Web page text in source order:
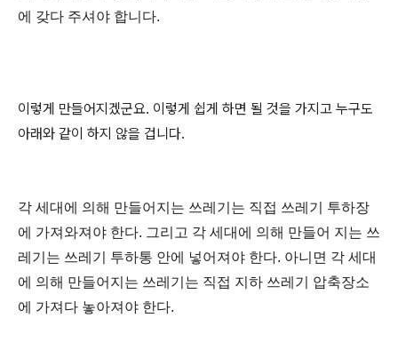
에 갖다 주셔야 합니다.
이렇게 만들어지겠군요. 이렇게 쉽게 하면 될 것을 가지고 누구도
아래와 같이 하지 않을 겁니다.
각 세대에 의해 만들어지는 쓰레기는 직접 쓰레기 투하장
에 가져와져야 한다. 그리고 각 세대에 의해 만들어 지는 쓰
레기는 쓰레기 투하통 안에 넣어져야 한다. 아니면 각 세대
에 의해 만들어지는 쓰레기는 직접 지하 쓰레기 압축장소
에 가져다 놓아져야 한다.